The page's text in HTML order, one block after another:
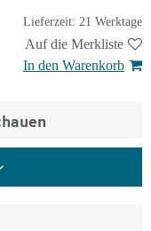
Lieferzeit: 21 Werktage
Auf die Merkliste
In den Warenkorb